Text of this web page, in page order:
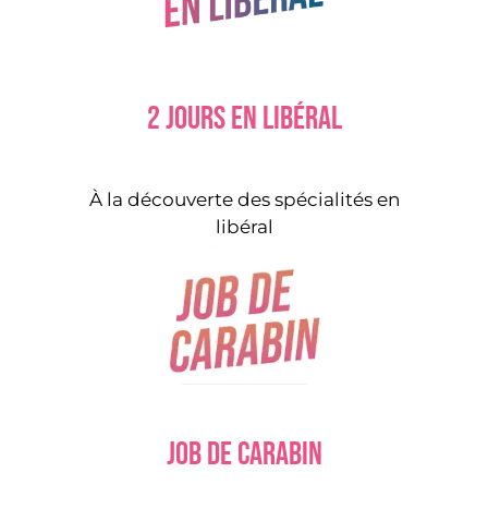
2 jours en libéral
À la découverte des spécialités en
libéral
Job de carabin